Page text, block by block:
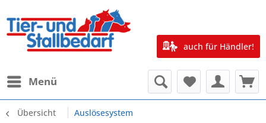
Menü
auch für Händler!
Übersicht Auslösesystem